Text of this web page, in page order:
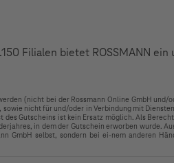
Filialen bietet ROSSMANN
(nicht bei der Rossmann Online GmbH
nicht für und/oder in Verbindung mit
Gutscheins ist kein Ersatz möglich. Als
in dem der Gutschein erworben wurde.
GmbH selbst, sondern bei ei-nem anderen